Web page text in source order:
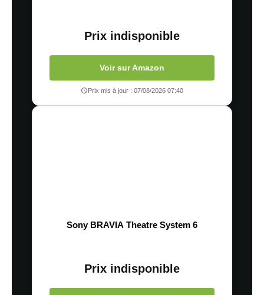
Prix indisponible
Voir sur Amazon
Prix mis à jour : 07/08/2026 07:40
Sony BRAVIA Theatre System 6
Prix indisponible